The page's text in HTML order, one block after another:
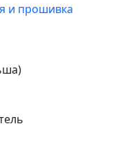
и прошивка